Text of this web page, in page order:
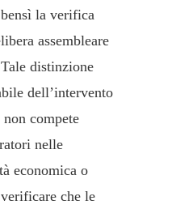
la verifica
assembleare
distinzione
dell’intervento
compete
nelle
economica o
che le